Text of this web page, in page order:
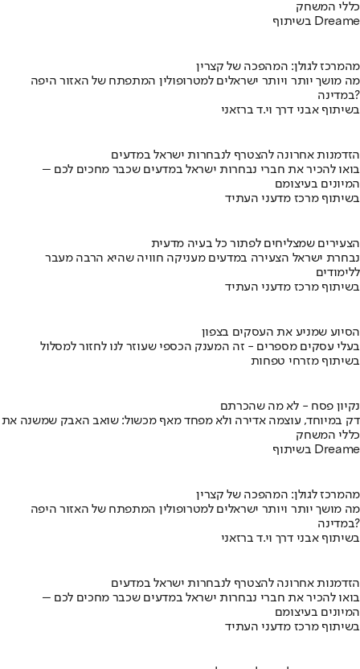
כללי המשחק
בשיתוף Dreame
מהמרכז לגולן: המהפכה של קצרין
מה מושך יותר ויותר ישראלים למטרופולין המתפתח של האזור היפה
במדינה?
בשיתוף אבני דרך וי.ד ברזאני
הזדמנות אחרונה להצטרף לנבחרות ישראל במדעים
בואו להכיר את חברי נבחרות ישראל במדעים שכבר מחכים לכם –
המיונים בעיצומם
בשיתוף מרכז מדעני העתיד
הצעירים שמצליחים לפתור כל בעיה מדעית
נבחרת ישראל הצעירה במדעים מעניקה חוויה שהיא הרבה מעבר
ללימודים
בשיתוף מרכז מדעני העתיד
הסיוע שמניע את העסקים בצפון
בעלי עסקים מספרים - זה המענק הכספי שעוזר לנו לחזור למסלול
בשיתוף מזרחי טפחות
נקיון פסח - לא מה שהכרתם
דק במיוחד, עוצמה אדירה ולא מפחד מאף מכשול: שואב האבק שמשנה את
כללי המשחק
בשיתוף Dreame
מהמרכז לגולן: המהפכה של קצרין
מה מושך יותר ויותר ישראלים למטרופולין המתפתח של האזור היפה
במדינה?
בשיתוף אבני דרך וי.ד ברזאני
הזדמנות אחרונה להצטרף לנבחרות ישראל במדעים
בואו להכיר את חברי נבחרות ישראל במדעים שכבר מחכים לכם –
המיונים בעיצומם
בשיתוף מרכז מדעני העתיד